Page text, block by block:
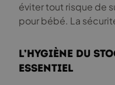
éviter tout risque de
pour bébé. La
L’hygiène du
essentiel